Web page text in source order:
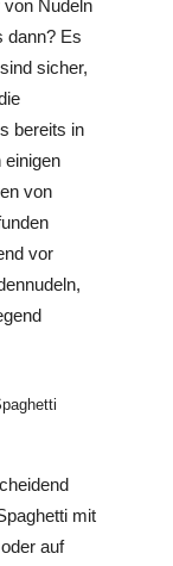
von Nudeln
dann? Es
sicher,
bereits in
einigen
von
vor
mit
auf